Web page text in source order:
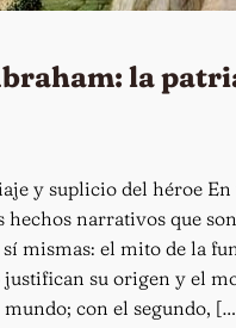
la
y suplicio del héroe En
narrativos que son
mismas: el mito de la
su origen y el
con el segundo,